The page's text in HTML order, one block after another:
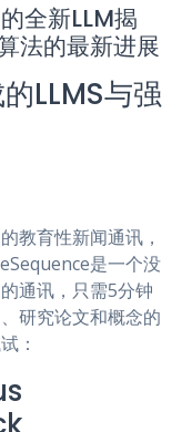
a
o
e
全新LLM揭
法的最新进展
LLMS与强
教育性新闻通讯，
是一个没
通讯，只需5分钟
研究论文和概念的
：